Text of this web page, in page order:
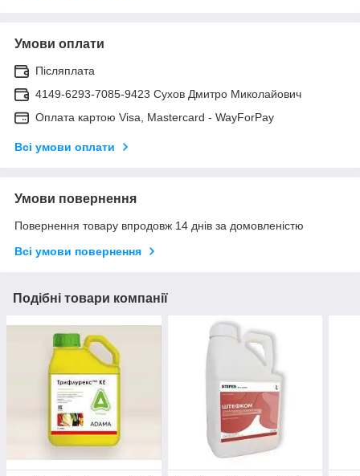
Умови оплати
Післяплата
4149-6293-7085-9423 Сухов Дмитро Миколайович
Оплата картою Visa, Mastercard - WayForPay
Всі умови оплати
Умови повернення
Повернення товару впродовж 14 днів за домовленістю
Всі умови повернення
Подібні товари компанії